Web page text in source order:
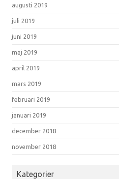
augusti 2019
juli 2019
juni 2019
maj 2019
april 2019
mars 2019
februari 2019
januari 2019
december 2018
november 2018
Kategorier